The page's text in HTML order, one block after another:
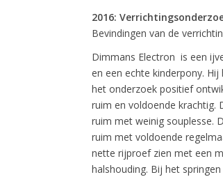
2016:
Bevindingen van de
Dimmans Electron is een
en een echte kinderpony.
het onderzoek positief
ruim en voldoende krachtig.
ruim met weinig souplesse.
ruim met voldoende
nette rijproef zien met een
halshouding. Bij het